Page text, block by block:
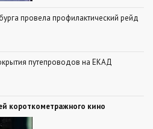
провела профилактический рейд
путепроводов на ЕКАД
короткометражного кино